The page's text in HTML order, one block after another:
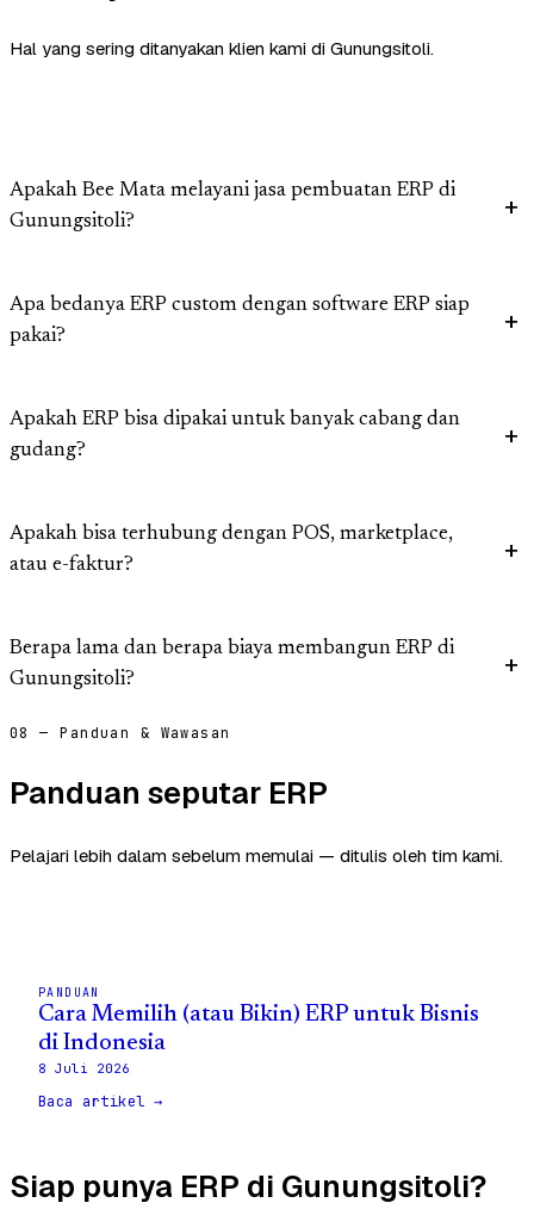
Hal yang sering ditanyakan klien kami di Gunungsitoli.
Apakah Bee Mata melayani jasa pembuatan ERP di
Gunungsitoli?
Apa bedanya ERP custom dengan software ERP siap
pakai?
Apakah ERP bisa dipakai untuk banyak cabang dan
gudang?
Apakah bisa terhubung dengan POS, marketplace,
atau e-faktur?
Berapa lama dan berapa biaya membangun ERP di
Gunungsitoli?
08 — Panduan & Wawasan
Panduan seputar ERP
Pelajari lebih dalam sebelum memulai — ditulis oleh tim kami.
PANDUAN
Cara Memilih (atau Bikin) ERP untuk Bisnis
di Indonesia
8 Juli 2026
Baca artikel →
Siap punya ERP di Gunungsitoli?